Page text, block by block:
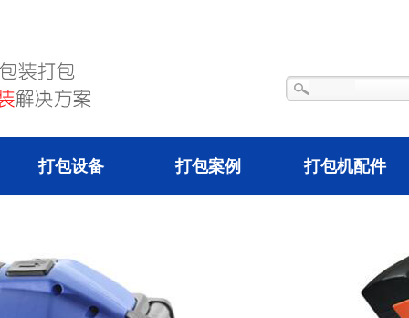
打包设备 打包案例 打包机配件